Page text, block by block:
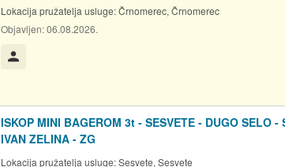
Lokacija pružatelja usluge:Črnomerec, Črnomerec
Objavljen:06.08.2026.
ISKOP MINI BAGEROM 3t - SESVETE - DUGO SELO -
IVAN ZELINA - ZG
Lokacija pružatelja usluge:Sesvete, Sesvete